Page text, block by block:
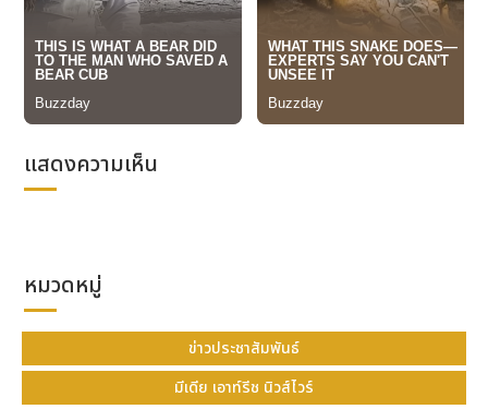
7 สัญญาณอาการโรคกรดไหลย้อน รู้ก่อนจัดการได้
นอกเหนือจากอาการเรอเปรี้ยวหรือแสบร้อนกลางอกหลัง
รับประทานอาหาร แนะนำให้ทุกคนลองสังเกตตัวเอง เพราะ
หากพบว่า มีอาการดังต่อไปนี้อย่างใดอย่างหนึ่ง หรือหลาย
ย้อน และควรเริ่มดูแลสุขภาพหรือพบแพทย์ เพื่อวินิจฉัย
และรับคำแนะนำที่ถูกต้อง
แสดงความเห็น
หมวดหมู่
ข่าวประชาสัมพันธ์
มีเดีย เอาท์รีช นิวส์ไวร์